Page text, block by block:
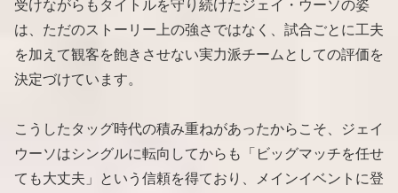
受けながらもタイトルを守り続けたジェイ・ウーソの姿
は、ただのストーリー上の強さではなく、試合ごとに工夫
を加えて観客を飽きさせない実力派チームとしての評価を
決定づけています。
こうしたタッグ時代の積み重ねがあったからこそ、ジェイ
ウーソはシングルに転向してからも「ビッグマッチを任せ
ても大丈夫」という信頼を得ており、メインイベントに登